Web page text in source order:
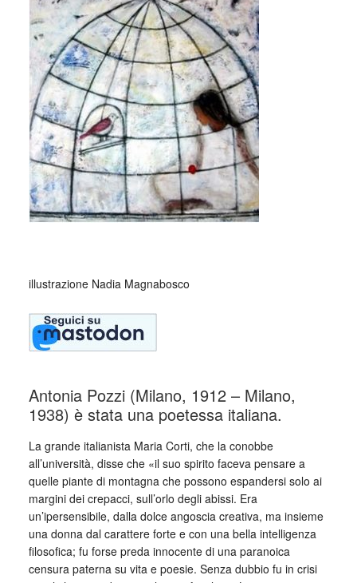
illustrazione Nadia Magnabosco
Antonia Pozzi (Milano, 1912 – Milano,
1938) è stata una poetessa italiana.
La grande italianista Maria Corti, che la conobbe
all’università, disse che «il suo spirito faceva pensare a
quelle piante di montagna che possono espandersi solo ai
margini dei crepacci, sull’orlo degli abissi. Era
un’ipersensibile, dalla dolce angoscia creativa, ma insieme
una donna dal carattere forte e con una bella intelligenza
filosofica; fu forse preda innocente di una paranoica
censura paterna su vita e poesie. Senza dubbio fu in crisi